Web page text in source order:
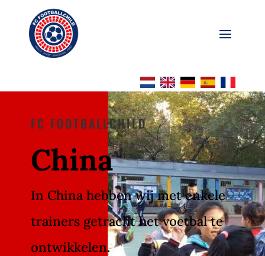
FC FOOTBALLCHILD
China
In China hebben wij met enkele
trainers getracht het voetbal te
ontwikkelen.